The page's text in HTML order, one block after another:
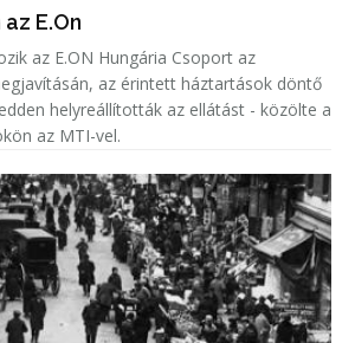
E.On
az E.ON Hungária Csoport az
az érintett háztartások döntő
helyreállították az ellátást - közölte a
az MTI-vel.